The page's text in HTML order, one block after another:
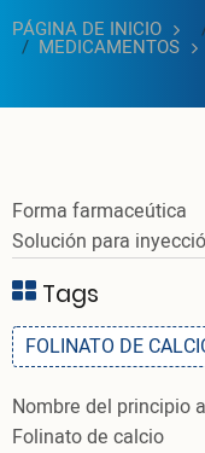
PÁGINA DE INICIO
MEDICAMENTOS
Forma farmaceútica
Solución para
Tags
FOLINATO DE
Nombre del principio
Folinato de calcio